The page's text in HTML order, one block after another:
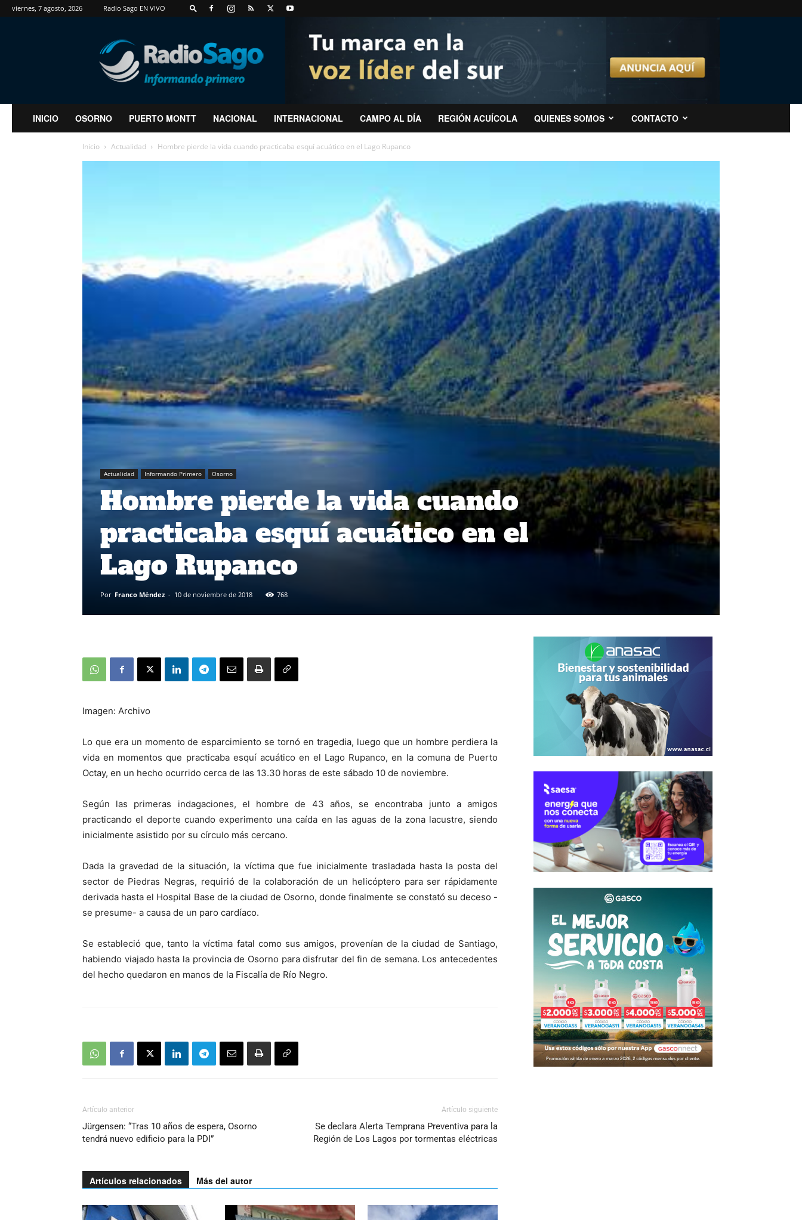
viernes, 7 agosto, 2026 Radio Sago EN VIVO
RadioSago
INICIO OSORNO PUERTO MONTT NACIONAL INTERNACIONAL CAMPO AL DÍA REGIÓN ACUÍCOLA QUIENES SOMOS CONTACTO
Inicio Actualidad Hombre pierde la vida cuando practicaba esquí acuático en el Lago Rupanco
Actualidad Informando Primero Osorno
Hombre pierde la vida cuando
practicaba esquí acuático en el
Lago Rupanco
Por Franco Méndez - 10 de noviembre de 2018 768
Imagen: Archivo
Lo que era un momento de esparcimiento se tornó en tragedia, luego que un hombre perdiera la
vida en momentos que practicaba esquí acuático en el Lago Rupanco, en la comuna de Puerto
Octay, en un hecho ocurrido cerca de las 13.30 horas de este sábado 10 de noviembre.
Según las primeras indagaciones, el hombre de 43 años, se encontraba junto a amigos
practicando el deporte cuando experimento una caída en las aguas de la zona lacustre, siendo
inicialmente asistido por su círculo más cercano.
Dada la gravedad de la situación, la víctima que fue inicialmente trasladada hasta la posta del
sector de Piedras Negras, requirió de la colaboración de un helicóptero para ser rápidamente
derivada hasta el Hospital Base de la ciudad de Osorno, donde finalmente se constató su deceso -
se presume- a causa de un paro cardíaco.
Se estableció que, tanto la víctima fatal como sus amigos, provenían de la ciudad de Santiago,
habiendo viajado hasta la provincia de Osorno para disfrutar del fin de semana. Los antecedentes
del hecho quedaron en manos de la Fiscalía de Río Negro.
Artículo anterior
Jürgensen: “Tras 10 años de espera, Osorno
tendrá nuevo edificio para la PDI”
Artículo siguiente
Se declara Alerta Temprana Preventiva para la
Región de Los Lagos por tormentas eléctricas
Artículos relacionados Más del autor